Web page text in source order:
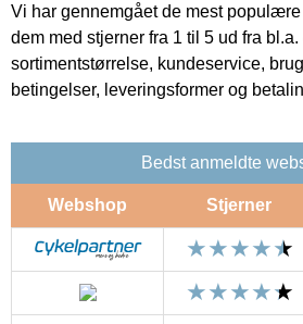
Vi har gennemgået de mest
dem med stjerner fra 1 til 5 ud fra
sortimentstørrelse, kundeservice,
betingelser, leveringsformer og
Bedst anmeldte
Webshop Stjerner